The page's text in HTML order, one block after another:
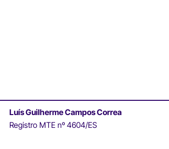
Luís Guilherme Campos Correa
Registro MTE nº 4604/ES